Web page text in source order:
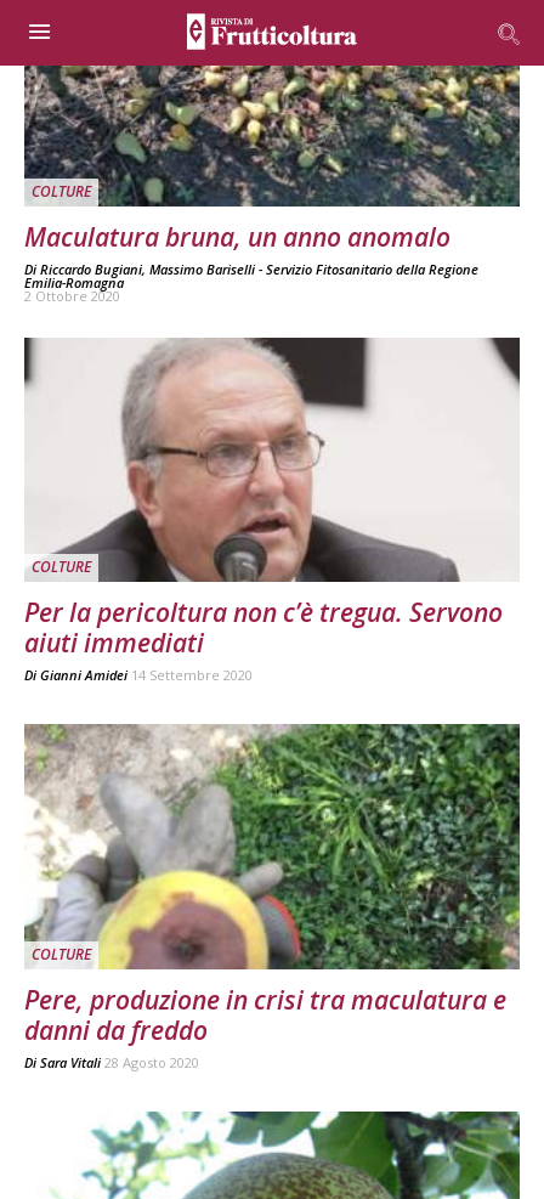
COLTURE
Maculatura bruna, un anno anomalo
Di Riccardo Bugiani, Massimo Bariselli - Servizio Fitosanitario della Regione
Emilia-Romagna
2 Ottobre 2020
COLTURE
Per la pericoltura non c’è tregua. Servono
aiuti immediati
Di Gianni Amidei 14 Settembre 2020
COLTURE
Pere, produzione in crisi tra maculatura e
danni da freddo
Di Sara Vitali 28 Agosto 2020